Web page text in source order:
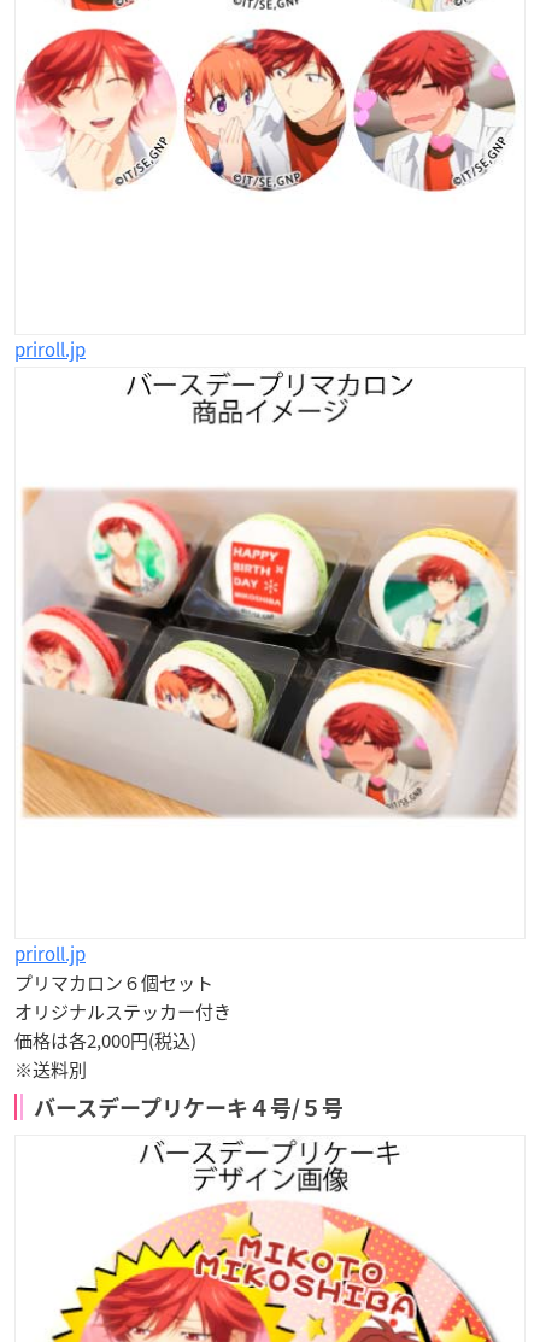
priroll.jp
priroll.jp
プリマカロン６個セット
オリジナルステッカー付き
価格は各2,000円(税込)
※送料別
バースデープリケーキ４号/５号